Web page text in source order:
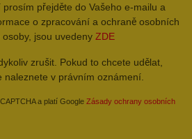
přejděte do Vašeho e-mailu a
o zpracování a ochraně osobních
jsou uvedeny ZDE
zrušit. Pokud to chcete udělat,
v právním oznámení.
a platí Google Zásady ochrany osobních